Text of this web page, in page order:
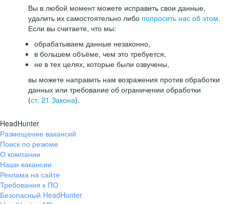
Вы в любой момент можете исправить свои данные,
удалить их самостоятельно либо попросить нас об этом.
Если вы считаете, что мы:
обрабатываем данные незаконно,
в большем объёме, чем это требуется,
не в тех целях, которые были озвучены,
вы можете направить нам возражения против обработки
данных или требование об ограничении обработки
(ст. 21 Закона).
HeadHunter
Размещение вакансий
Поиск по резюме
О компании
Наши вакансии
Реклама на сайте
Требования к ПО
Безопасный HeadHunter